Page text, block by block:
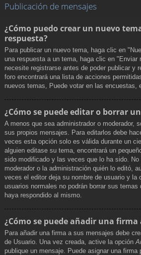
Publicación de mensajes
¿Cómo puedo crear un nuevo
respuesta?
Para publicar un nuevo tema, haga clic en
una respuesta a un tema, haga clic en "Enviar
necesite registrarse antes de poder publicar y
foro encontrará una lista de acciones
nuevos temas, Puede votar en las encuestas,
¿Cómo se puede editar o borrar
A menos que sea administrador o moderador,
sus propios mensajes. Para editarlos debe
veces esta opción solo es válida durante un
alguien editase su tema, encontrará un
sido modificado y las veces que lo ha sido. No
moderador o la administración quién lo editó,
veces el editor deja su nombre de usuario y la
usuarios normales no podrán borrar sus temas
haya respondido al mismo.
¿Cómo se puede añadir una firma
Para añadir una firma a sus mensajes debe
de Usuario. Una vez creada, active la opción
publique un mensaje. Puede asignar una firma